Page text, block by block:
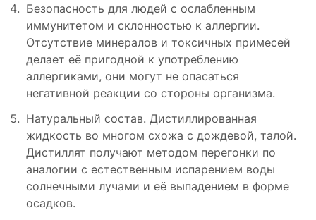
Безопасность для людей с ослабленным
иммунитетом и склонностью к аллергии.
Отсутствие минералов и токсичных примесей
делает её пригодной к употреблению
аллергиками, они могут не опасаться
негативной реакции со стороны организма.
Натуральный состав. Дистиллированная
жидкость во многом схожа с дождевой, талой.
Дистиллят получают методом перегонки по
аналогии с естественным испарением воды
солнечными лучами и её выпадением в форме
осадков.